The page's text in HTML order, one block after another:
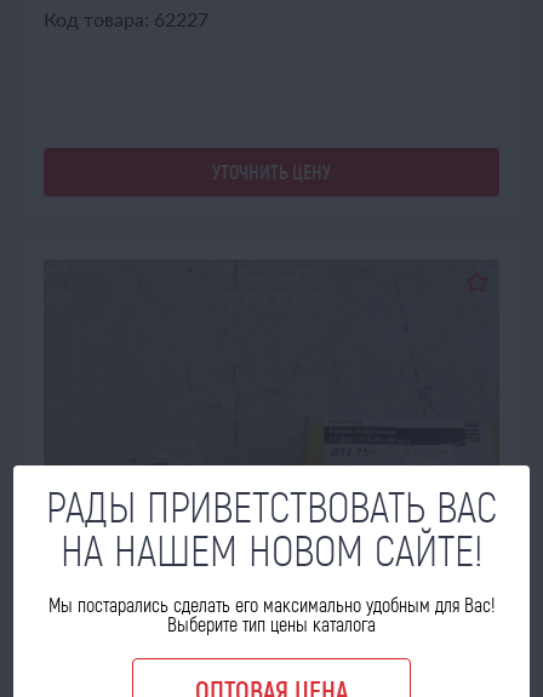
Код товара: 62227
УТОЧНИТЬ ЦЕНУ
РАДЫ ПРИВЕТСТВОВАТЬ ВАС
НА НАШЕМ НОВОМ САЙТЕ!
Мы постарались сделать его максимально удобным для Вас!
Выберите тип цены каталога
ОПТОВАЯ ЦЕНА